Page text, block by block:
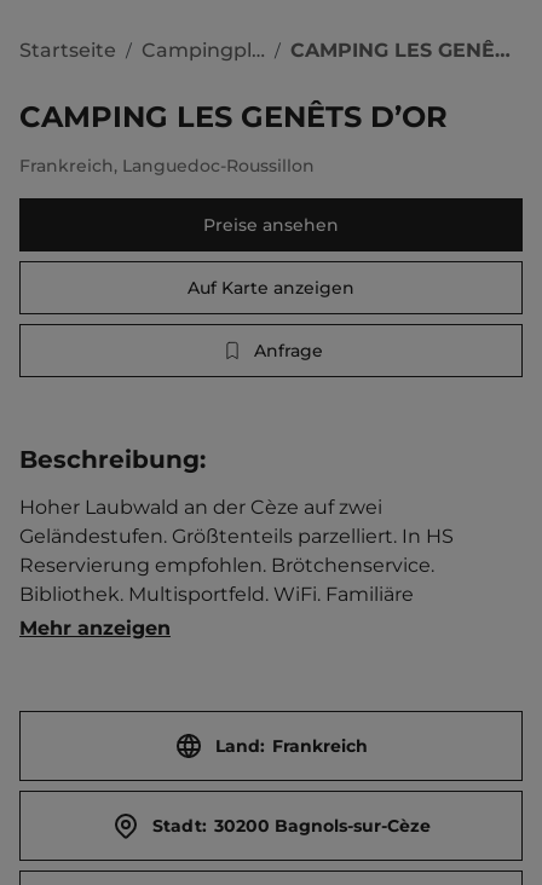
Startseite / Campingplätze / CAMPING LES GENÊTS D’OR
CAMPING LES GENÊTS D’OR
Frankreich, Languedoc-Roussillon
Preise ansehen
Auf Karte anzeigen
Anfrage
Beschreibung:
Hoher Laubwald an der Cèze auf zwei
Geländestufen. Größtenteils parzelliert. In HS
Reservierung empfohlen. Brötchenservice.
Bibliothek. Multisportfeld. WiFi. Familiäre
Atmosphäre.   Tennis 1.5 km, Ort 2 km entfernt.
Mehr anzeigen
Land: Frankreich
Stadt: 30200 Bagnols-sur-Cèze